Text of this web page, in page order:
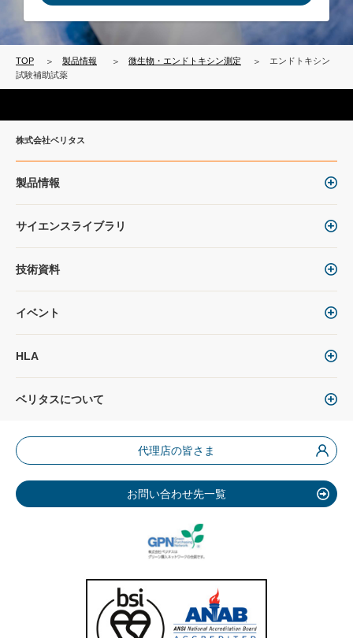
TOP 製品情報 微生物・エンドトキシン測定
エンドトキシン
試験補助試薬
株式会社ベリタス
製品情報
サイエンスライブラリ
技術資料
イベント
HLA
ベリタスについて
代理店の皆さま
お問い合わせ先一覧